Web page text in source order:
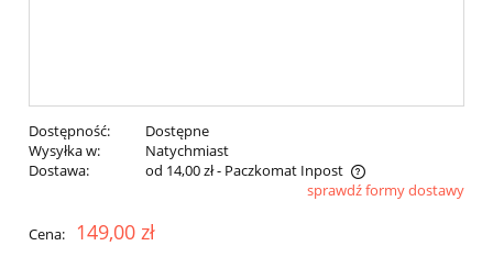
Dostępność:
Dostępne
Wysyłka w:
Natychmiast
Dostawa:
od 14,00 zł- Paczkomat Inpost
Cena nie zawiera ewentualnych kosztów płatnościsprawdź formy dostawy
Cena: 149,00 zł